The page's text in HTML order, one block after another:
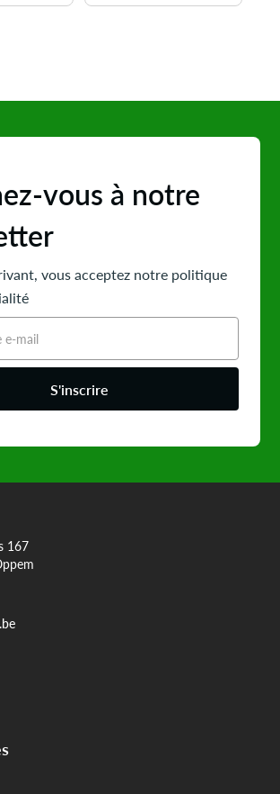
vous à notre
vous acceptez notre politique
S'inscrire
167